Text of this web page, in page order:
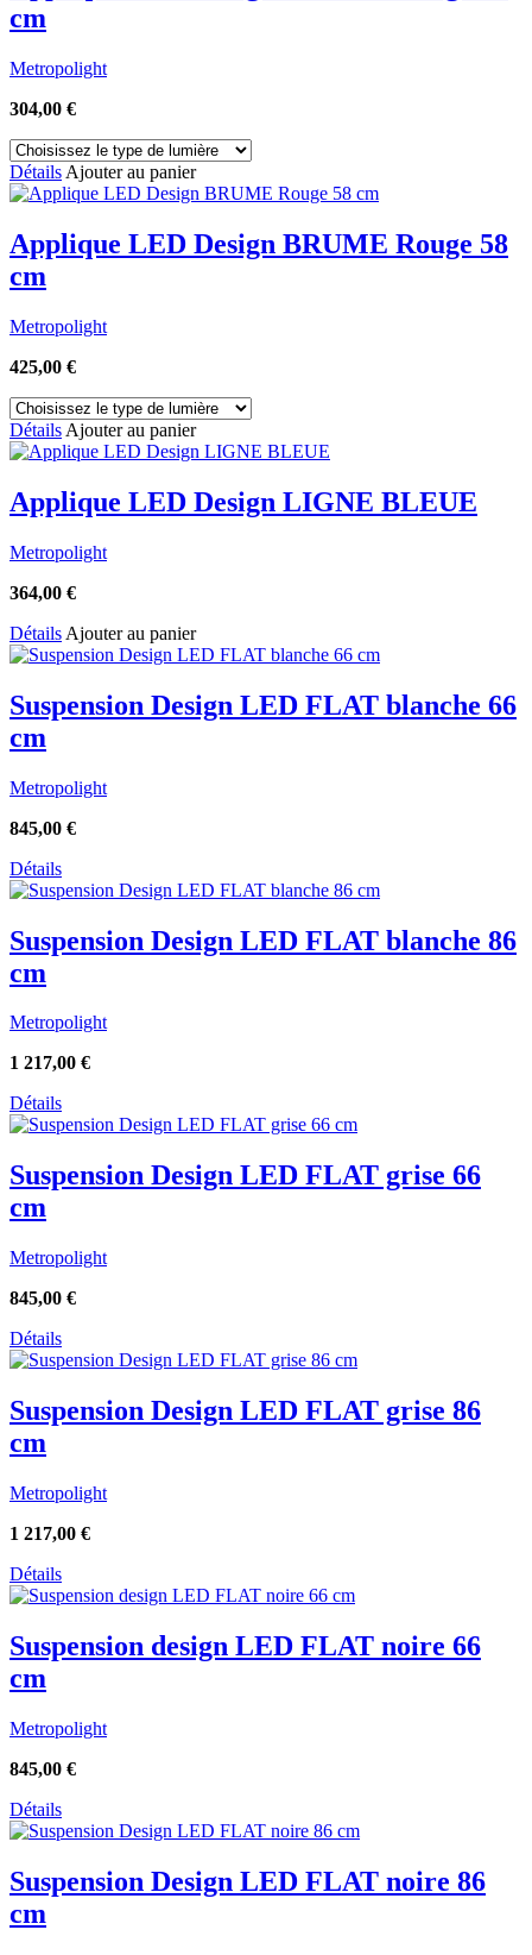
cm
Metropolight
304,00 €
Détails Ajouter au panier
Applique LED Design BRUME Rouge 58
cm
Metropolight
425,00 €
Détails Ajouter au panier
Applique LED Design LIGNE BLEUE
Metropolight
364,00 €
Détails Ajouter au panier
Suspension Design LED FLAT blanche 66
cm
Metropolight
845,00 €
Détails
Suspension Design LED FLAT blanche 86
cm
Metropolight
1 217,00 €
Détails
Suspension Design LED FLAT grise 66
cm
Metropolight
845,00 €
Détails
Suspension Design LED FLAT grise 86
cm
Metropolight
1 217,00 €
Détails
Suspension design LED FLAT noire 66
cm
Metropolight
845,00 €
Détails
Suspension Design LED FLAT noire 86
cm